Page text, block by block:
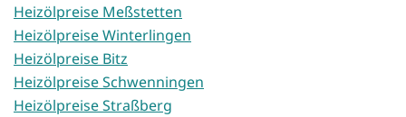
Heizölpreise Meßstetten
Heizölpreise Winterlingen
Heizölpreise Bitz
Heizölpreise Schwenningen
Heizölpreise Straßberg